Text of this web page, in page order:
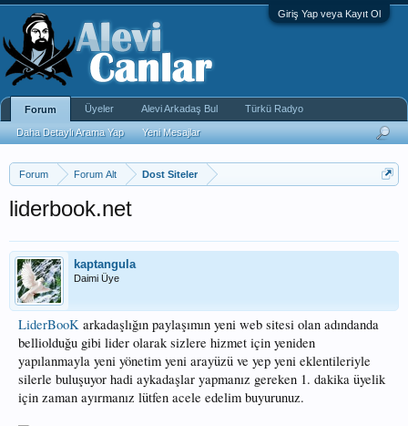
Giriş Yap veya Kayıt Ol
Forum Forum Alt Dost Siteler
liderbook.net
kaptangula
Daimi Üye
LiderBooK arkadaşlığın paylaşımın yeni web sitesi olan adındanda
belliolduğu gibi lider olarak sizlere hizmet için yeniden
yapılanmayla yeni yönetim yeni arayüzü ve yep yeni eklentileriyle
silerle buluşuyor hadi aykadaşlar yapmanız gereken 1. dakika üyelik
için zaman ayırmanız lütfen acele edelim buyurunuz.
Forum
Daha Detaylı Arama Yap Yeni Mesajlar
Üyeler Alevi Arkadaş Bul Türkü Radyo